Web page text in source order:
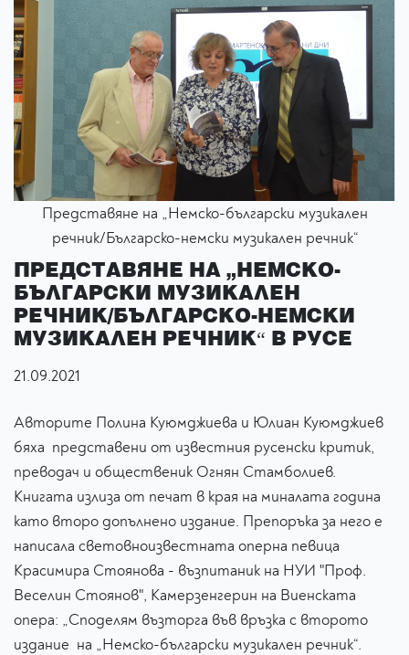
Представяне на „Немско-български музикален
речник/Българско-немски музикален речник“
ПРЕДСТАВЯНЕ НА „НЕМСКО-
БЪЛГАРСКИ МУЗИКАЛЕН
РЕЧНИК/БЪЛГАРСКО-НЕМСКИ
МУЗИКАЛЕН РЕЧНИК“ В РУСЕ
21.09.2021
Авторите Полина Куюмджиева и Юлиан Куюмджиев
бяха представени от известния русенски критик,
преводач и общественик Огнян Стамболиев.
Книгата излиза от печат в края на миналата година
като второ допълнено издание. Препоръка за него е
написала световноизвестната оперна певица
Красимира Стоянова - възпитаник на НУИ "Проф.
Веселин Стоянов", Камерзенгерин на Виенската
опера: „Споделям възторга във връзка с второто
издание на „Немско-български музикален речник“.